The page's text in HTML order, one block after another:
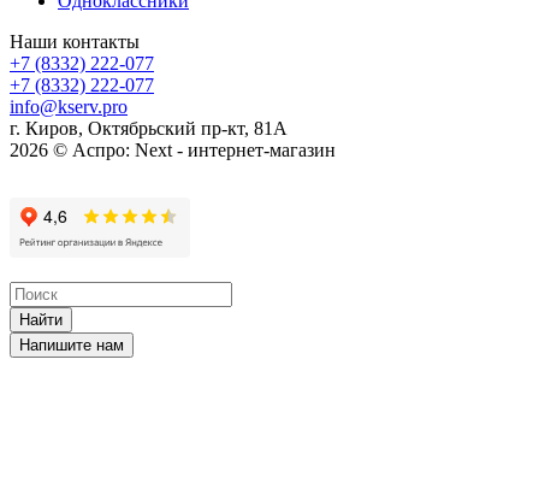
Наши контакты
+7 (8332) 222-077
+7 (8332) 222-077
info@kserv.pro
г. Киров, Октябрьский пр-кт, 81А
2026 © Аспро: Next - интернет-магазин
Найти
Напишите нам